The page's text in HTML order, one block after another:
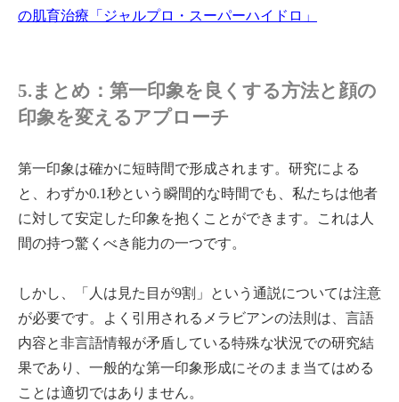
の肌育治療「ジャルプロ・スーパーハイドロ」
5.まとめ：第一印象を良くする方法と顔の
印象を変えるアプローチ
第一印象は確かに短時間で形成されます。研究による
と、わずか0.1秒という瞬間的な時間でも、私たちは他者
に対して安定した印象を抱くことができます。これは人
間の持つ驚くべき能力の一つです。
しかし、「人は見た目が9割」という通説については注意
が必要です。よく引用されるメラビアンの法則は、言語
内容と非言語情報が矛盾している特殊な状況での研究結
果であり、一般的な第一印象形成にそのまま当てはめる
ことは適切ではありません。